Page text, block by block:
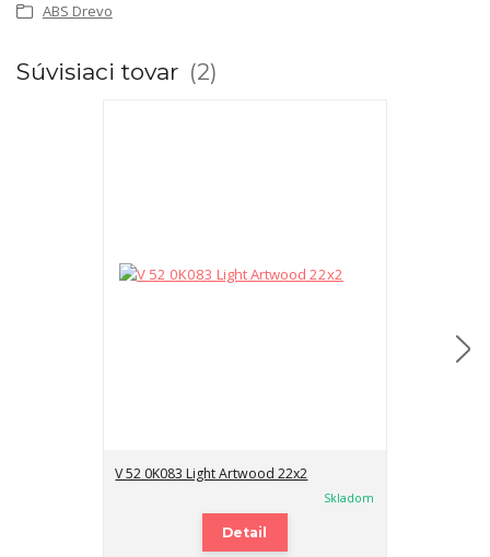
ABS Drevo
Súvisiaci tovar 2
V 52 0K083 Light Artwood 22x2
Skladom
Detail